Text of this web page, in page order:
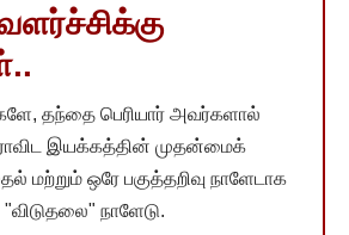
தந்தை பெரியார் அவர்களால்
இயக்கத்தின் முதன்மைக்
மற்றும் ஒரே பகுத்தறிவு நாளேடாக
"விடுதலை" நாளேடு.